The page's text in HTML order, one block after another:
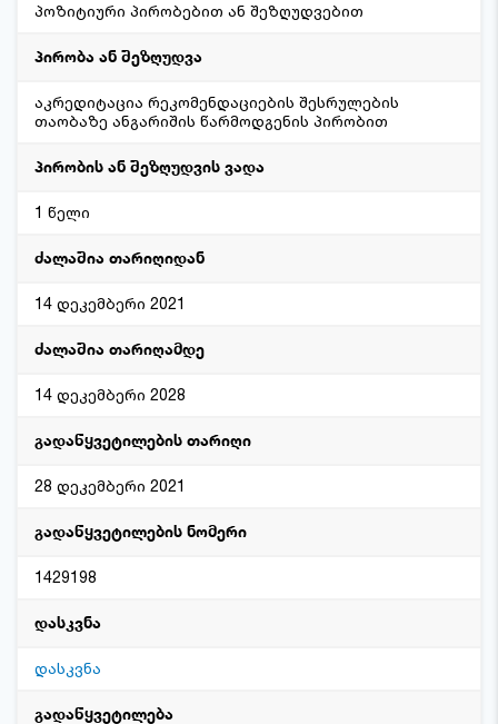
პოზიტიური პირობებით ან შეზღუდვებით
პირობა ან შეზღუდვა
აკრედიტაცია რეკომენდაციების შესრულების
თაობაზე ანგარიშის წარმოდგენის პირობით
პირობის ან შეზღუდვის ვადა
1 წელი
ძალაშია თარიღიდან
14 დეკემბერი 2021
ძალაშია თარიღამდე
14 დეკემბერი 2028
გადაწყვეტილების თარიღი
28 დეკემბერი 2021
გადაწყვეტილების ნომერი
1429198
დასკვნა
დასკვნა
გადაწყვეტილება